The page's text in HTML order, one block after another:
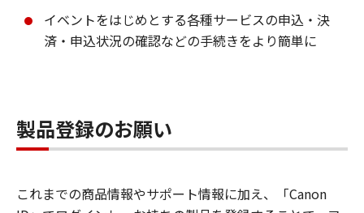
イベントをはじめとする各種サービスの申込・決
済・申込状況の確認などの手続きをより簡単に
製品登録のお願い
これまでの商品情報やサポート情報に加え、「Canon